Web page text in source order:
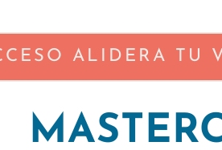
ALIDERA TU